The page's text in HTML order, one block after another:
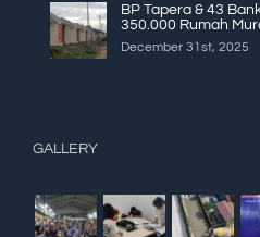
BP Tapera & 43
350.000 Rumah
December 31st, 2025
GALLERY